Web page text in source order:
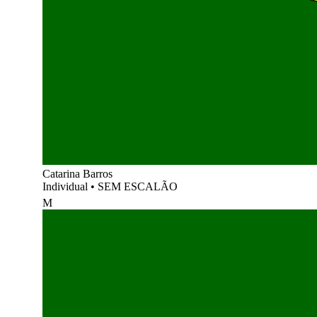
Catarina Barros
Individual • SEM ESCALÃO
M